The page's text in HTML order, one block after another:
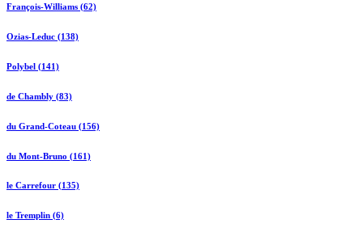
François-Williams (62)
Ozias-Leduc (138)
Polybel (141)
de Chambly (83)
du Grand-Coteau (156)
du Mont-Bruno (161)
le Carrefour (135)
le Tremplin (6)